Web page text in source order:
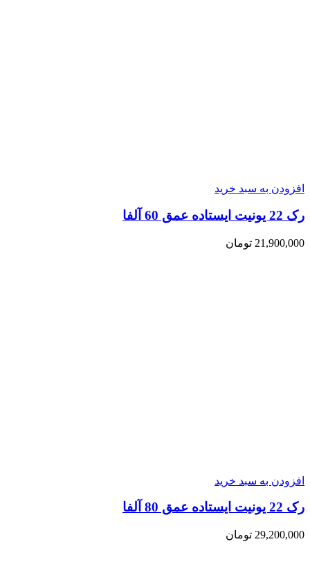
افزودن به سبد خرید
رک 22 یونیت ایستاده عمق 60 آلفا
21,900,000 تومان
افزودن به سبد خرید
رک 22 یونیت ایستاده عمق 80 آلفا
29,200,000 تومان